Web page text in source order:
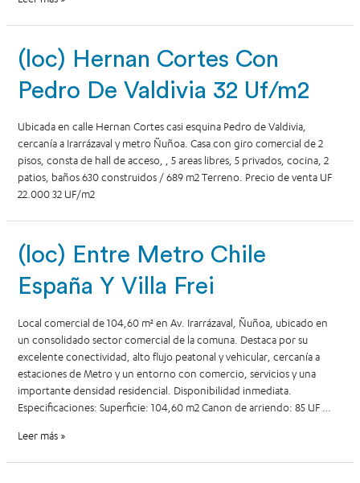
(loc) Hernan Cortes Con
Pedro De Valdivia 32 Uf/m2
Ubicada en calle Hernan Cortes casi esquina Pedro de Valdivia,
cercanía a Irarrázaval y metro Ñuñoa. Casa con giro comercial de 2
pisos, consta de hall de acceso, , 5 areas libres, 5 privados, cocina, 2
patios, baños 630 construidos / 689 m2 Terreno. Precio de venta UF
22.000 32 UF/m2
(loc) Entre Metro Chile
España Y Villa Frei
Local comercial de 104,60 m² en Av. Irarrázaval, Ñuñoa, ubicado en
un consolidado sector comercial de la comuna. Destaca por su
excelente conectividad, alto flujo peatonal y vehicular, cercanía a
estaciones de Metro y un entorno con comercio, servicios y una
importante densidad residencial. Disponibilidad inmediata.
Especificaciones: Superficie: 104,60 m2 Canon de arriendo: 85 UF …
Leer más »